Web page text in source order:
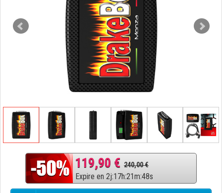
119,90 € 240,00 €
Expire en 2j:17h:21m:47s